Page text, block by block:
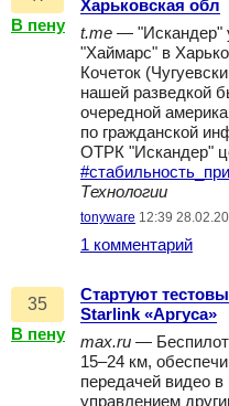
В пену
Харьковская обл
t.me — "Искандер"
"Хаймарс" в
Кочеток
нашей разведкой
очередной
по гражданской
ОТРК "Искандер"
Технологии
tonyware 12:39
1 комментарий
35
В пену
Cтартуют
Starlink «Аргуса»
max.ru —
15–24 км,
передачей видео
управлением